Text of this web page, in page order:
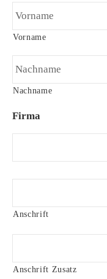
Vorname
Nachname
Firma
A
s
c
h
i
f
Anschrift
Anschrift Zusatz